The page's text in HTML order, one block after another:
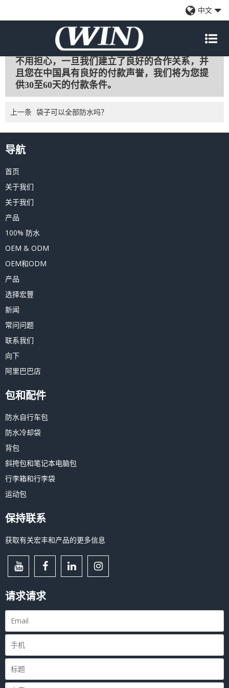
中文
EmailQzoneDouban
renren 2021/1/21
不用担心，一旦我们建立了良好的合作关系，并
且您在中国具有良好的付款声誉，我们将为您提
供30至60天的付款条件。
上一条 袋子可以全部防水吗？
导航
首页
关于我们
关于我们
产品
100% 防水
OEM & ODM
OEM和ODM
产品
选择宏豐
新闻
常问问题
联系我们
向下
阿里巴巴店
包和配件
防水自行车包
防水冷却袋
背包
斜挎包和笔记本电脑包
行李箱和行李袋
运动包
保持联系
获取有关宏丰和产品的更多信息
请求请求